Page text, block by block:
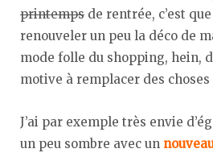
printemps de rentrée, c’est
renouveler un peu la déco de
mode folle du shopping, hein,
motive à remplacer des
J’ai par exemple très envie
un peu sombre avec un